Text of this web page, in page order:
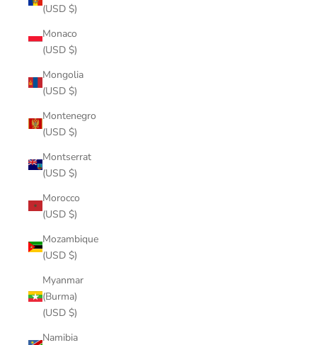
(USD $)
Monaco
(USD $)
Mongolia
(USD $)
Montenegro
(USD $)
Montserrat
(USD $)
Morocco
(USD $)
Mozambique
(USD $)
Myanmar
(Burma)
(USD $)
Namibia